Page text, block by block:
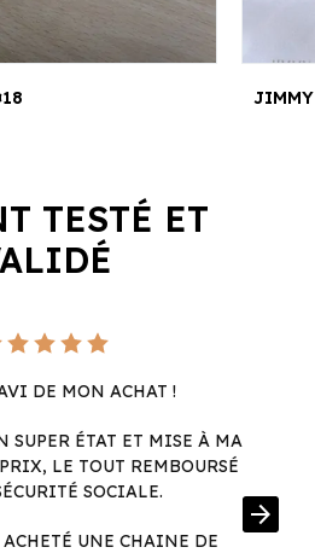
TESTÉ ET
DE MON ACHAT !
SUPER ÉTAT ET MISE À MA
LE TOUT REMBOURSÉ
SOCIALE.
UNE CHAINE DE
arrow_forward